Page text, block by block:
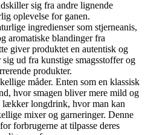
sig fra andre lignende
oplevelse for ganen.
ingredienser som stjerneanis,
aromatiske blandinger fra
giver produktet en autentisk og
ud fra kunstige smagsstoffer og
produkter.
måder. Enten som en klassisk
hvor smagen bliver mere mild og
lækker longdrink, hvor man kan
mixer og garneringer. Denne
forbrugerne at tilpasse deres